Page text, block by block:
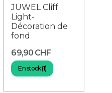
JUWEL Cliff
Light-
Décoration de
fond
69,90 CHF
En stock (1)